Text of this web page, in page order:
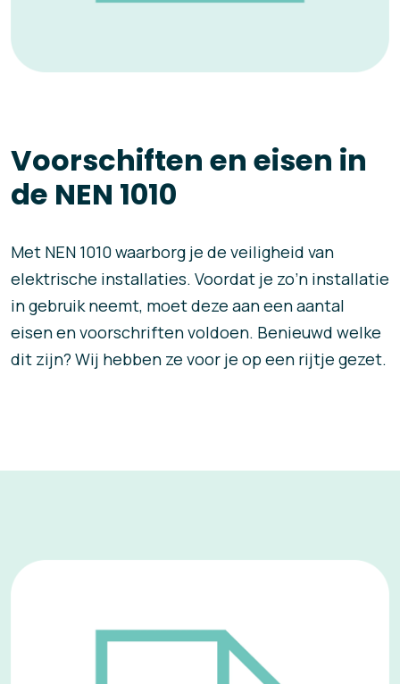
Voorschiften en eisen in
de NEN 1010
Met NEN 1010 waarborg je de veiligheid van
elektrische installaties. Voordat je zo’n installatie
in gebruik neemt, moet deze aan een aantal
eisen en voorschriften voldoen. Benieuwd welke
dit zijn? Wij hebben ze voor je op een rijtje gezet.